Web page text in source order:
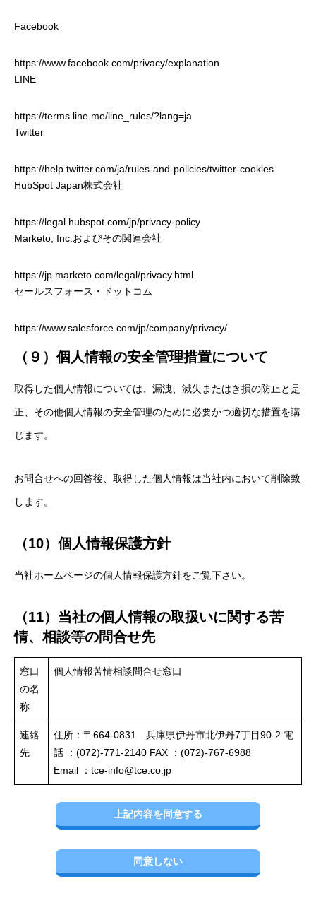
HOME
COMPANY
RECRUIT
PCコンフル
お問い合わせ
Facebook
https://www.facebook.com/privacy/explanation
LINE
https://terms.line.me/line_rules/?lang=ja
Twitter
https://help.twitter.com/ja/rules-and-policies/twitter-cookies
HubSpot Japan株式会社
https://legal.hubspot.com/jp/privacy-policy
Marketo, Inc.およびその関連会社
https://jp.marketo.com/legal/privacy.html
セールスフォース・ドットコム
https://www.salesforce.com/jp/company/privacy/
（９）個人情報の安全管理措置について
取得した個人情報については、漏洩、減失またはき損の防止と是
正、その他個人情報の安全管理のために必要かつ適切な措置を講
じます。
お問合せへの回答後、取得した個人情報は当社内において削除致
します。
（10）個人情報保護方針
当社ホームページの個人情報保護方針をご覧下さい。
（11）当社の個人情報の取扱いに関する苦
情、相談等の問合せ先
窓口
の名
称
個人情報苦情相談問合せ窓口
連絡
先
住所：〒664-0831 兵庫県伊丹市北伊丹7丁目90-2 電
話 ：(072)-771-2140 FAX ：(072)-767-6988
Email ： tce-info@tce.co.jp
上記内容を同意する
同意しない